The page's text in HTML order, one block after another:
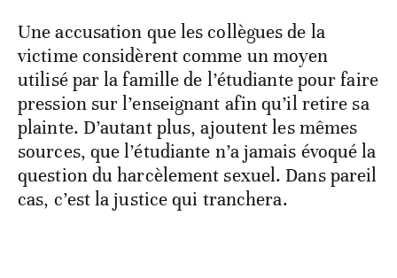
Une accusation que les collègues de la
victime considèrent comme un moyen
utilisé par la famille de l’étudiante pour faire
pression sur l’enseignant afin qu’il retire sa
plainte. D’autant plus, ajoutent les mêmes
sources, que l’étudiante n’a jamais évoqué la
question du harcèlement sexuel. Dans pareil
cas, c’est la justice qui tranchera.